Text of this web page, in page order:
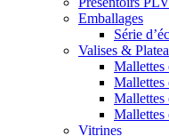
Emballages
Série
Valises &
Mallettes
Mallettes
Mallettes
Mallettes
Vitrines